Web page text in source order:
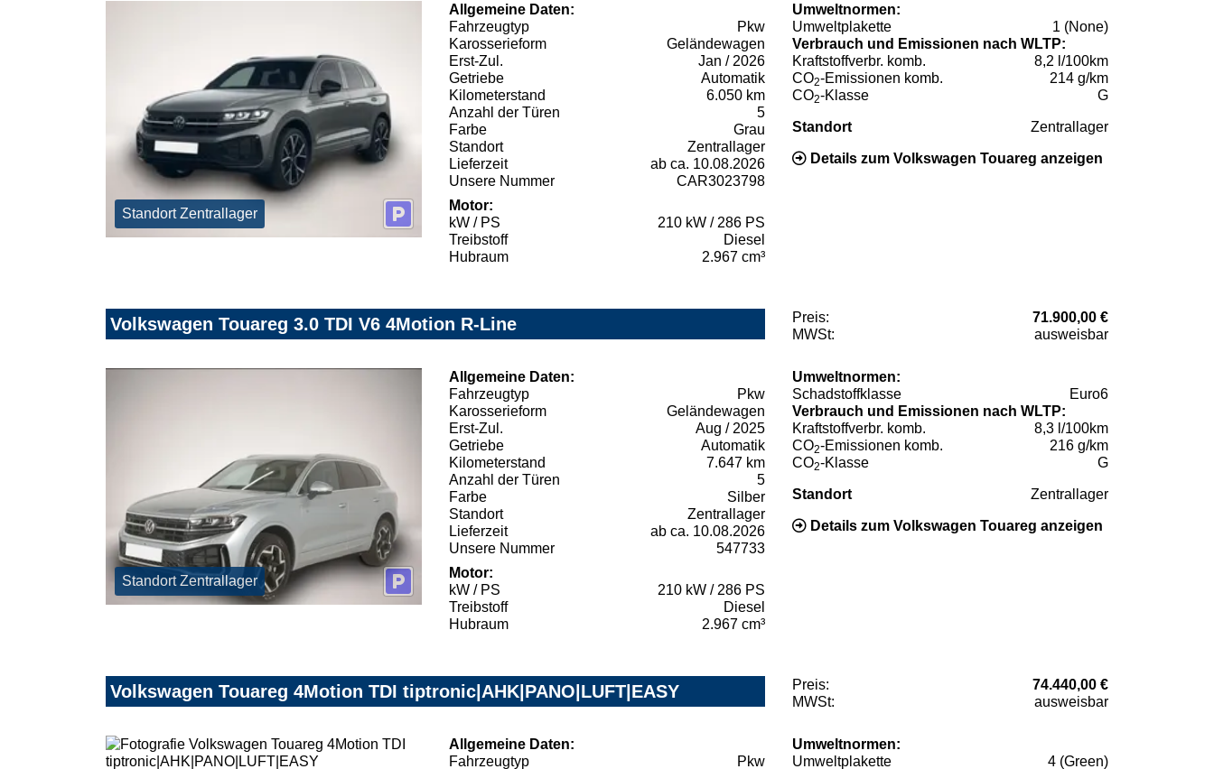
Standort Zentrallager
Allgemeine Daten:
Fahrzeugtyp
Pkw
Karosserieform
Geländewagen
Erst-Zul.
Jan / 2026
Getriebe
Automatik
Kilometerstand
6.050 km
Anzahl der Türen
5
Farbe
Grau
Standort
Zentrallager
Lieferzeit
ab ca. 10.08.2026
Unsere Nummer
CAR3023798
Motor:
kW / PS
210 kW / 286 PS
Treibstoff
Diesel
Hubraum
2.967 cm³
Umweltnormen:
Umweltplakette
1 (None)
Verbrauch und Emissionen nach WLTP:
Kraftstoffverbr. komb.
8,2 l/100km
CO2-Emissionen komb.
214 g/km
CO2-Klasse G
Standort Zentrallager
Details zum Volkswagen Touareg anzeigen
Volkswagen Touareg 3.0 TDI V6 4Motion R-Line Preis:
71.900,00 €
MWSt:
ausweisbar
Standort Zentrallager
Allgemeine Daten:
Fahrzeugtyp
Pkw
Karosserieform
Geländewagen
Erst-Zul.
Aug / 2025
Getriebe
Automatik
Kilometerstand
7.647 km
Anzahl der Türen
5
Farbe
Silber
Standort
Zentrallager
Lieferzeit
ab ca. 10.08.2026
Unsere Nummer
547733
Motor:
kW / PS
210 kW / 286 PS
Treibstoff
Diesel
Hubraum
2.967 cm³
Umweltnormen:
Schadstoffklasse
Euro6
Verbrauch und Emissionen nach WLTP:
Kraftstoffverbr. komb.
8,3 l/100km
CO2-Emissionen komb.
216 g/km
CO2-Klasse G
Standort Zentrallager
Details zum Volkswagen Touareg anzeigen
Volkswagen Touareg 4Motion TDI tiptronic|AHK|PANO|LUFT|EASY Preis:
74.440,00 €
MWSt:
ausweisbar
Allgemeine Daten:
Fahrzeugtyp
Pkw
Umweltnormen:
Umweltplakette
4 (Green)